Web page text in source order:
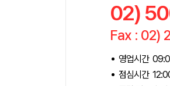
02)
Fax : 02)
영업시간
점심시간